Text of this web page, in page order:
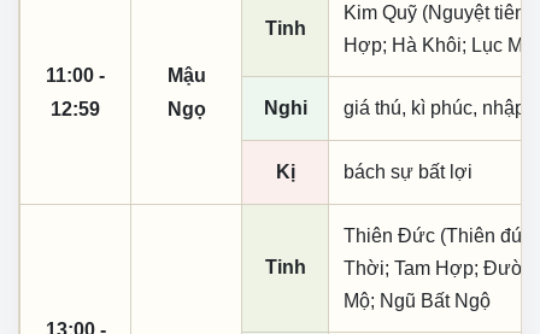
11:00 -
12:59
Mậu
Ngọ
Tinh
Kim Quỹ (Nguyệt
Hợp; Hà Khôi; Lục
Nghi giá thú, kì phúc, nhập
Kị bách sự bất lợi
13:00 -
Tinh
Thiên Đức (Thiên
Thời; Tam Hợp;
Mộ; Ngũ Bất Ngộ